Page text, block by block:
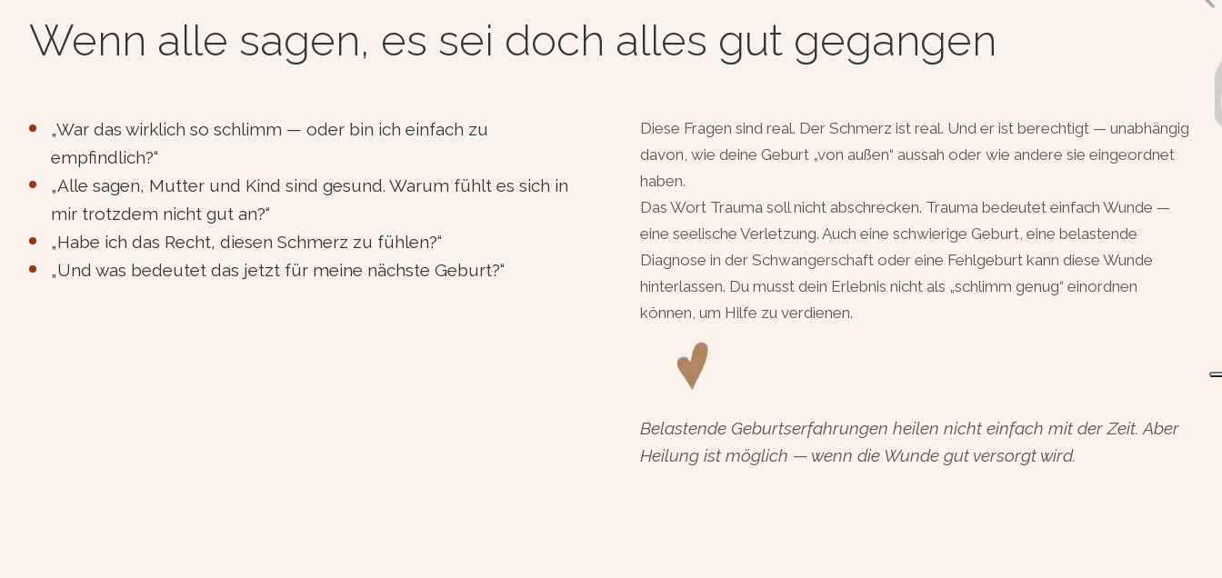
Wenn alle sagen, es sei doch alles gut gegangen
„War das wirklich so schlimm — oder bin ich einfach zu
empfindlich?“
„Alle sagen, Mutter und Kind sind gesund. Warum fühlt es sich in
mir trotzdem nicht gut an?“
„Habe ich das Recht, diesen Schmerz zu fühlen?“
„Und was bedeutet das jetzt für meine nächste Geburt?“
Diese Fragen sind real. Der Schmerz ist real. Und er ist berechtigt — unabhängig
davon, wie deine Geburt „von außen“ aussah oder wie andere sie eingeordnet
haben.
Das Wort Trauma soll nicht abschrecken. Trauma bedeutet einfach Wunde —
eine seelische Verletzung. Auch eine schwierige Geburt, eine belastende
Diagnose in der Schwangerschaft oder eine Fehlgeburt kann diese Wunde
hinterlassen. Du musst dein Erlebnis nicht als „schlimm genug“ einordnen
können, um Hilfe zu verdienen.
Belastende Geburtserfahrungen heilen nicht einfach mit der Zeit. Aber
Heilung ist möglich — wenn die Wunde gut versorgt wird.